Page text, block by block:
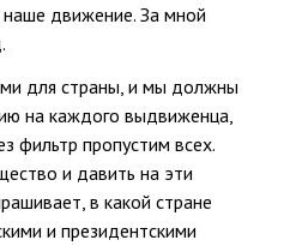
движение. За мной
для страны, и мы должны
на каждого выдвиженца,
фильтр пропустим всех.
и давить на эти
в какой стране
и президентскими